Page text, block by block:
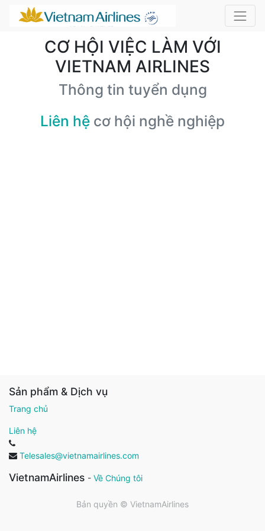
CƠ HỘI VIỆC LÀM VỚI
VIETNAM AIRLINES
Thông tin tuyển dụng
Liên hệ cơ hội nghề nghiệp
Sản phẩm & Dịch vụ
Trang chủ
Liên hệ
Telesales@vietnamairlines.com
VietnamAirlines - Về Chúng tôi
Bản quyền © VietnamAirlines